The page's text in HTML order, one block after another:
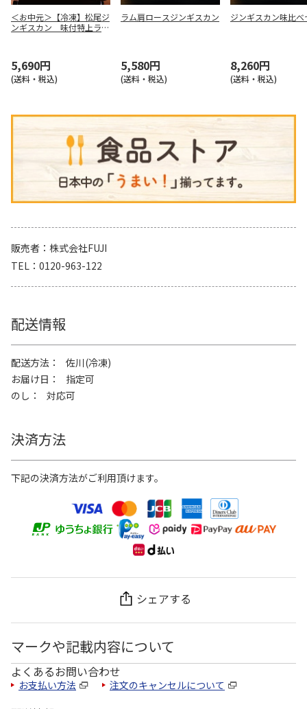
＜お中元＞【冷凍】松尾ジ
ンギスカン 味付特上ラム
5,690円
(送料・税込)
ラム肩ロースジンギスカン
5,580円
(送料・税込)
ジンギスカン味比べ
8,260円
(送料・税込)
販売者
株式会社FUJI
TEL
0120-963-122
配送情報
配送方法
佐川(冷凍)
お届け日
指定可
のし
対応可
決済方法
下記の決済方法がご利用頂けます。
シェアする
マークや記載内容について
よくあるお問い合わせ
お支払い方法 注文のキャンセルについて